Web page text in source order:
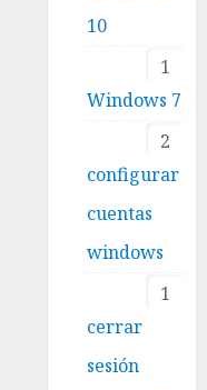
10
1
Windows 7
2
configurar
cuentas
windows
1
cerrar
sesión